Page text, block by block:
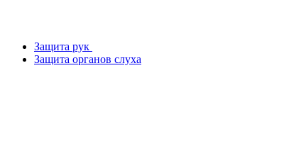
Защита рук
Защита органов слуха